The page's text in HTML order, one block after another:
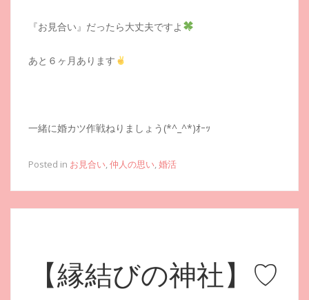
『お見合い』だったら大丈夫ですよ
あと６ヶ月あります
一緒に婚カツ作戦ねりましょう(*^_^*)ｵｰｯ
Posted in お見合い,仲人の思い,婚活
【縁結びの神社】♡